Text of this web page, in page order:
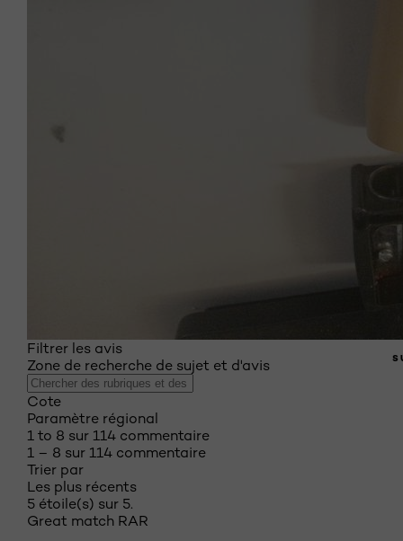
Filtrer les avis
Zone de recherche de sujet et d'avis
Cote
Paramètre régional
1 to 8 sur 114 commentaire
1 – 8 sur 114 commentaire
Trier par
Les plus récents
5 étoile(s) sur 5.
Great match RAR